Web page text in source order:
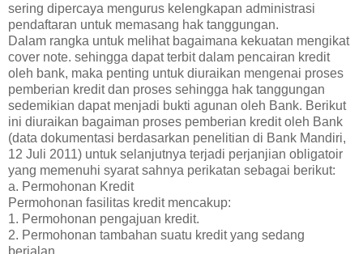
sering dipercaya mengurus kelengkapan administrasi
pendaftaran untuk memasang hak tanggungan.
Dalam rangka untuk melihat bagaimana kekuatan mengikat
cover note. sehingga dapat terbit dalam pencairan kredit
oleh bank, maka penting untuk diuraikan mengenai proses
pemberian kredit dan proses sehingga hak tanggungan
sedemikian dapat menjadi bukti agunan oleh Bank. Berikut
ini diuraikan bagaiman proses pemberian kredit oleh Bank
(data dokumentasi berdasarkan penelitian di Bank Mandiri,
12 Juli 2011) untuk selanjutnya terjadi perjanjian obligatoir
yang memenuhi syarat sahnya perikatan sebagai berikut:
a. Permohonan Kredit
Permohonan fasilitas kredit mencakup:
1. Permohonan pengajuan kredit.
2. Permohonan tambahan suatu kredit yang sedang
berjalan.